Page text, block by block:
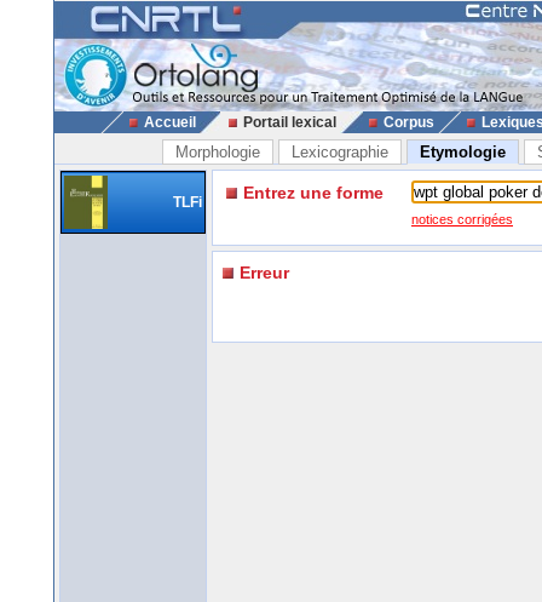
Accueil Portail lexical Corpus
Morphologie Lexicographie Etymologie
TLFi Entrez une forme
notices corrigées
Erreur